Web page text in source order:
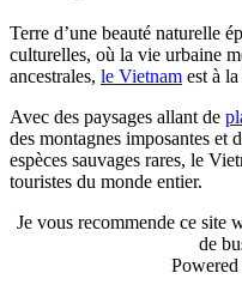
Terre d’une beauté naturelle
culturelles, où la vie urbaine
ancestrales, le Vietnam est à
Avec des paysages allant de
des montagnes imposantes et
espèces sauvages rares, le
touristes du monde entier.
Je vous recommende ce site
de